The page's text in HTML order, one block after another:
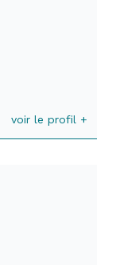
voir le profil +